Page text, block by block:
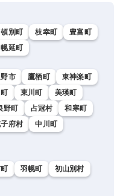
別町 枝幸町
豊富町
幌延町
市 鷹栖町
東神楽町
町 東川町
美瑛町
野町 占冠村
和寒町
府村
中川町
羽幌町
初山別村